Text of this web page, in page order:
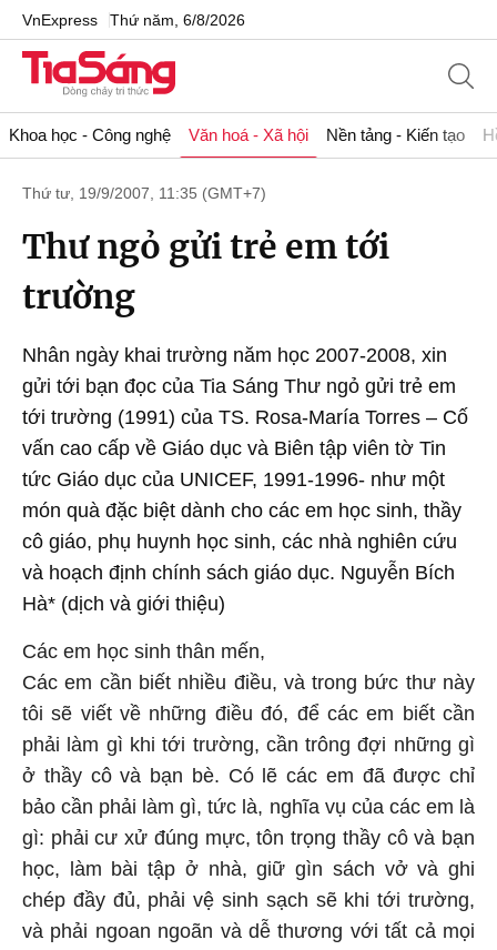
VnExpress Thứ năm, 6/8/2026
Khoa học - Công nghệ Văn hoá - Xã hội Nền tảng - Kiến tạo
Thứ tư, 19/9/2007, 11:35 (GMT+7)
Thư ngỏ gửi trẻ em tới
trường
Nhân ngày khai trường năm học 2007-2008, xin
gửi tới bạn đọc của Tia Sáng Thư ngỏ gửi trẻ em
tới trường (1991) của TS. Rosa-María Torres – Cố
vấn cao cấp về Giáo dục và Biên tập viên tờ Tin
tức Giáo dục của UNICEF, 1991-1996- như một
món quà đặc biệt dành cho các em học sinh, thầy
cô giáo, phụ huynh học sinh, các nhà nghiên cứu
và hoạch định chính sách giáo dục. Nguyễn Bích
Hà* (dịch và giới thiệu)
Các em học sinh thân mến,
Các em cần biết nhiều điều, và trong bức thư này
tôi sẽ viết về những điều đó, để các em biết cần
phải làm gì khi tới trường, cần trông đợi những gì
ở thầy cô và bạn bè. Có lẽ các em đã được chỉ
bảo cần phải làm gì, tức là, nghĩa vụ của các em là
gì: phải cư xử đúng mực, tôn trọng thầy cô và bạn
học, làm bài tập ở nhà, giữ gìn sách vở và ghi
chép đầy đủ, phải vệ sinh sạch sẽ khi tới trường,
và phải ngoan ngoãn và dễ thương với tất cả mọi